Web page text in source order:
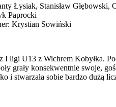
Łysiak, Stanisław
Paprocki
Krystian Sowiński
I ligi U13 z Wichrem Kobyłka.
grały konsekwentnie swoje,
i stwarzała sobie bardzo